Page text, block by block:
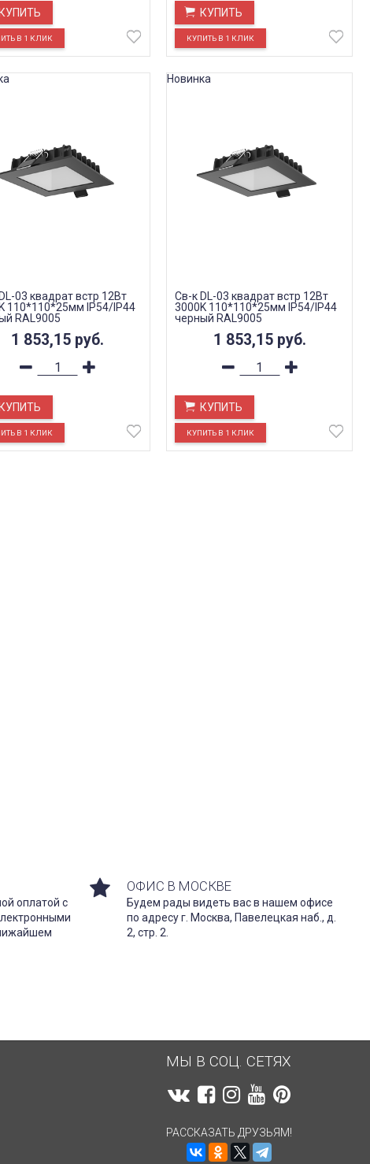
КУПИТЬ КУПИТЬ
03 квадрат встр 12Вт
110*110*25мм IP54/IP44
RAL9005
1 853,15 руб.
КУПИТЬ
Св-к DL-03 квадрат встр 12Вт
3000K 110*110*25мм IP54/IP44
черный RAL9005
1 853,15 руб.
КУПИТЬ
Новинка
оплатой с
ОФИС В МОСКВЕ
Будем рады видеть вас в нашем офисе
по адресу г. Москва, Павелецкая наб., д.
2, стр. 2.
МЫ В СОЦ. СЕТЯХ
РАССКАЗАТЬ ДРУЗЬЯМ!